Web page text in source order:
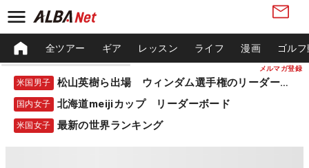
メルマガ登録
全ツアー ギア レッスン ライフ 漫画 ゴル
米国男子 松山英樹ら出場 ウィンダム選手権のリーダーボード
国内女子 北海道meijiカップ リーダーボード
米国女子 最新の世界ランキング